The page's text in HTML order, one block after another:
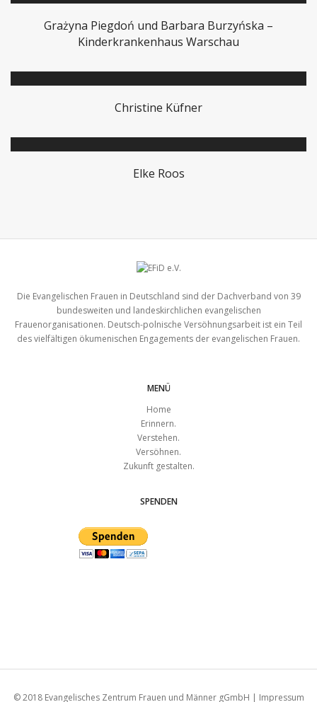
Grażyna Piegdoń und Barbara Burzyńska –
Kinderkrankenhaus Warschau
Christine Küfner
Elke Roos
Die Evangelischen Frauen in Deutschland sind der Dachverband von 39
bundesweiten und landeskirchlichen evangelischen
Frauenorganisationen. Deutsch-polnische Versöhnungsarbeit ist ein Teil
des vielfältigen ökumenischen Engagements der evangelischen Frauen.
MENÜ
Home
Erinnern.
Verstehen.
Versöhnen.
Zukunft gestalten.
SPENDEN
© 2018 Evangelisches Zentrum Frauen und Männer gGmbH | Impressum